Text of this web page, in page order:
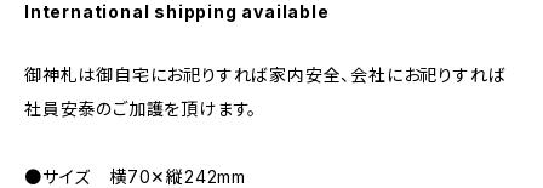
International shipping available
御神札は御自宅にお祀りすれば家内安全、会社にお祀りすれば
社員安泰のご加護を頂けます。
●サイズ 横70✕縦242mm